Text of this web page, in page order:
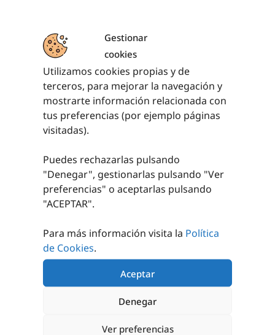
Gestionar
cookies
Utilizamos cookies propias y de
terceros, para mejorar la navegación y
mostrarte información relacionada con
tus preferencias (por ejemplo páginas
visitadas).
Puedes rechazarlas pulsando
"Denegar", gestionarlas pulsando "Ver
preferencias" o aceptarlas pulsando
"ACEPTAR".
Para más información visita la Política
de Cookies.
Aceptar
Denegar
Ver preferencias
PRODUCTOS RELACIONADOS
FUNCTIONAL
TRAINING SET 1
2.053,00€
BALL
iva incl.)
AÑADIR AL